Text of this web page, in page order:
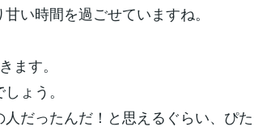
い時間を過ごせていますね。
ます。
ょう。
だったんだ！と思えるぐらい、ぴた